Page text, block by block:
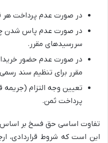
در صورت عدم پرداخت هر
در صورت عدم پاس شدن
سررسیدهای مقرر.
در صورت عدم حضور
مقرر برای تنظیم سند
تعیین وجه التزام (جریمه
پرداخت ثمن.
تفاوت اساسی حق فسخ بر
این است که شروط قراردادی،